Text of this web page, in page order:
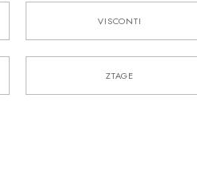
VISCONTI
ZTAGE